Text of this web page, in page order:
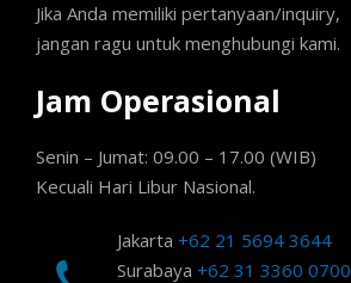
Jika Anda memiliki pertanyaan/inquiry,
jangan ragu untuk menghubungi kami.
Jam Operasional
Senin – Jumat: 09.00 – 17.00 (WIB)
Kecuali Hari Libur Nasional.
Jakarta +62 21 5694 3644
Surabaya +62 31 3360 0700